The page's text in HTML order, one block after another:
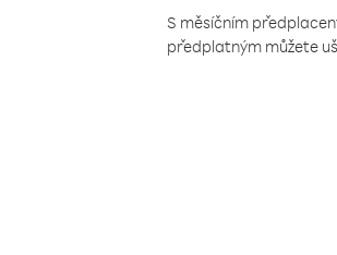
S měsíčním
předplatným můžete